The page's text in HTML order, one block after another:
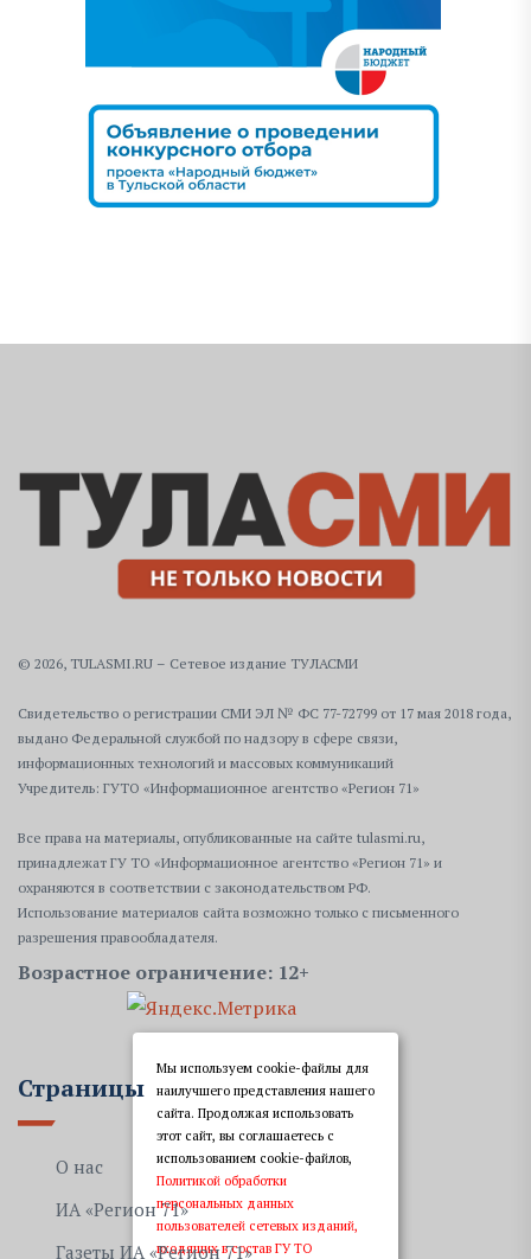
© 2026, TULASMI.RU – Сетевое издание ТУЛАСМИ
Свидетельство о регистрации СМИ ЭЛ № ФС 77-72799 от 17 мая 2018 года,
выдано Федеральной службой по надзору в сфере связи,
информационных технологий и массовых коммуникаций
Учредитель: ГУТО «Информационное агентство «Регион 71»
Все права на материалы, опубликованные на сайте tulasmi.ru,
принадлежат ГУ ТО «Информационное агентство «Регион 71» и
охраняются в соответствии с законодательством РФ.
Использование материалов сайта возможно только с письменного
разрешения правообладателя.
Возрастное ограничение: 12+
Страницы
О нас
ИА «Регион 71»
Газеты ИА «Регион 71»
Мы используем cookie-файлы для
наилучшего представления нашего
сайта. Продолжая использовать
этот сайт, вы соглашаетесь с
использованием cookie-файлов,
Политикой обработки
персональных данных
пользователей сетевых изданий,
входящих в состав ГУ ТО